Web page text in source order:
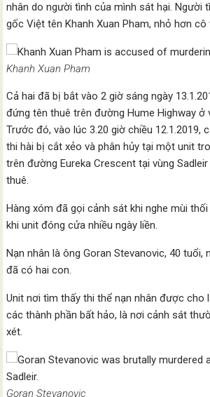
nhân do người tình của mình sát hại. Người
gốc Việt tên Khanh Xuan Pham, nhỏ hơn
Khanh Xuan Pham
Cả hai đã bị bắt vào 2 giờ sáng ngày
đứng tên thuê trên đường Hume Highway ở
Trước đó, vào lúc 3.20 giờ chiều 12.1.2019,
thi hài bị cắt xẻo và phân hủy tại một unit
trên đường Eureka Crescent tại vùng
thuê.
Hàng xóm đã gọi cảnh sát khi nghe mùi
khi unit đóng cửa nhiều ngày liền.
Nạn nhân là ông Goran Stevanovic, 40 tuổi,
đã có hai con.
Unit nơi tìm thấy thi thể nạn nhân được cho
các thành phần bất hảo, là nơi cảnh sát
xét.
Goran Stevanovic